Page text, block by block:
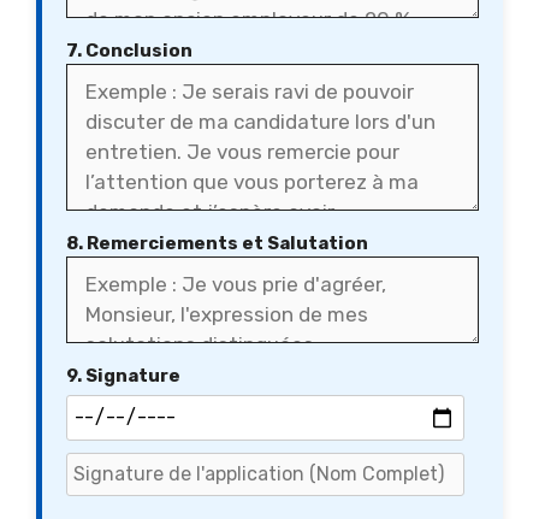
7. Conclusion
8. Remerciements et Salutation
9. Signature